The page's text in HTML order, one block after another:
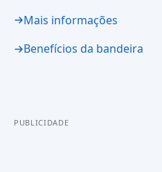
Mais informações
Benefícios da bandeira
PUBLICIDADE